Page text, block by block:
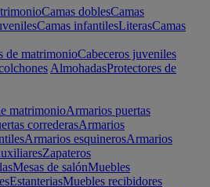
Camas doblesCamas
Camas infantilesLiterasCamas
de matrimonioCabeceros juveniles
AlmohadasProtectores de
matrimonioArmarios puertas
correderasArmarios
Armarios esquinerosArmarios
Zapateros
Mesas de salónMuebles
EstanteriasMuebles recibidores